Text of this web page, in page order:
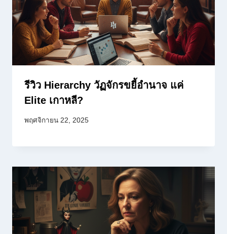
รีวิว Hierarchy วัฏจักรขยี้อำนาจ แค่
Elite เกาหลี?
พฤศจิกายน 22, 2025